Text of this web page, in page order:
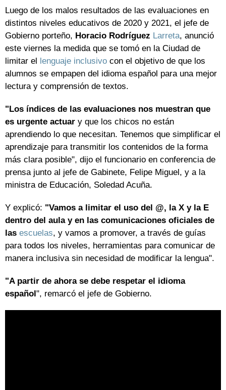
Luego de los malos resultados de las evaluaciones en
distintos niveles educativos de 2020 y 2021, el jefe de
Gobierno porteño, Horacio Rodríguez Larreta, anunció
este viernes la medida que se tomó en la Ciudad de
limitar el lenguaje inclusivo con el objetivo de que los
alumnos se empapen del idioma español para una mejor
lectura y comprensión de textos.
"Los índices de las evaluaciones nos muestran que
es urgente actuar y que los chicos no están
aprendiendo lo que necesitan. Tenemos que simplificar el
aprendizaje para transmitir los contenidos de la forma
más clara posible", dijo el funcionario en conferencia de
prensa junto al jefe de Gabinete, Felipe Miguel, y a la
ministra de Educación, Soledad Acuña.
Y explicó: "Vamos a limitar el uso del @, la X y la E
dentro del aula y en las comunicaciones oficiales de
las escuelas, y vamos a promover, a través de guías
para todos los niveles, herramientas para comunicar de
manera inclusiva sin necesidad de modificar la lengua".
"A partir de ahora se debe respetar el idioma
español", remarcó el jefe de Gobierno.